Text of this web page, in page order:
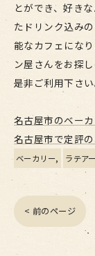
とができ、好き
たドリンク込み
能なカフェにな
ン屋さんをお探
是非ご利用下さい
名古屋市のベー
名古屋市で定評
ベーカリー ラテア
< 前のページ